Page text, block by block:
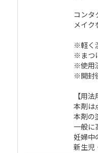
コンタ
メイク
※軽く
※まつ
※使用
※開封
【用
本剤は
本剤の
一般に
妊婦中
新生児